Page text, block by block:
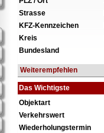
Strasse
KFZ-Kennzeichen
Kreis
Bundesland
Weiterempfehlen
Das Wichtigste
Objektart
Verkehrswert
Wiederholungstermin